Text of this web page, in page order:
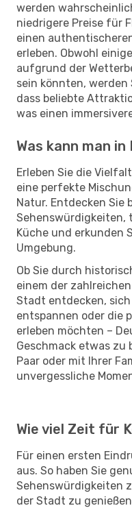
werden
niedrigere Preise für
einen
erleben. Obwohl
aufgrund der
sein könnten,
dass beliebte
was einen
Was kann man
Erleben Sie die
eine perfekte
Natur. Entdecken Sie
Sehenswürdigkeiten,
Küche und erkunden
Umgebung.
Ob Sie durch
einem der
Stadt entdecken,
entspannen oder die
erleben möchten –
Geschmack etwas zu
Paar oder mit Ihrer
unvergessliche
Wie viel Zeit für
Für einen ersten
aus. So haben Sie
Sehenswürdigkeiten
der Stadt zu